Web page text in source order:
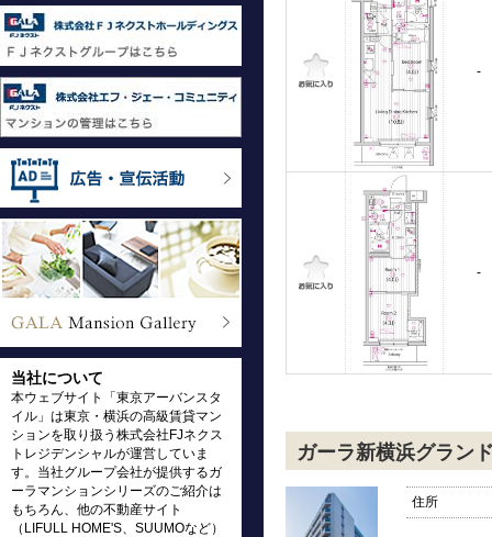
当社について
本ウェブサイト「東京アーバンスタ
イル」は東京・横浜の高級賃貸マン
ションを取り扱う株式会社FJネクス
トレジデンシャルが運営していま
す。当社グループ会社が提供するガ
ーラマンションシリーズのご紹介は
もちろん、他の不動産サイト
（LIFULL HOME'S、SUUMOなど）
-
-
ガーラ新横浜グラン
住所